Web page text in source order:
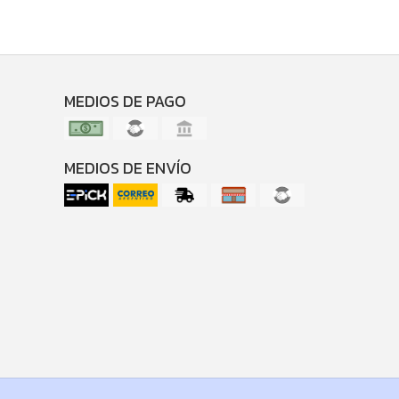
MEDIOS DE PAGO
MEDIOS DE ENVÍO